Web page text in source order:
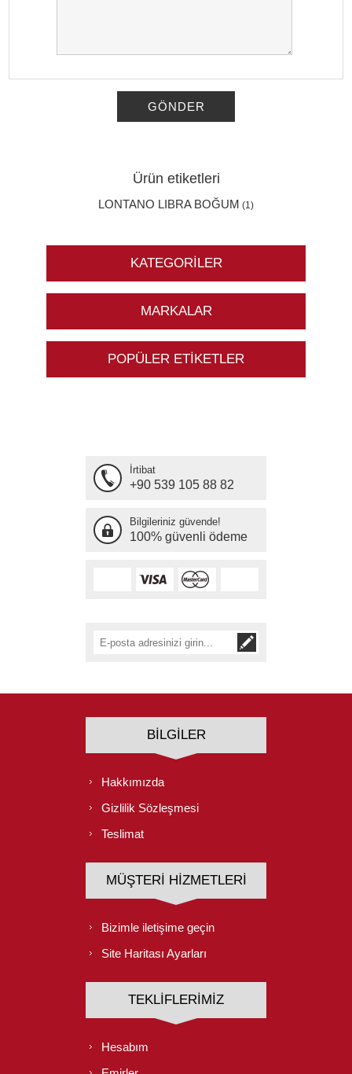
GÖNDER
Ürün etiketleri
LONTANO LIBRA BOĞUM (1)
KATEGORILER
MARKALAR
POPÜLER ETIKETLER
İrtibat
+90 539 105 88 82
Bilgileriniz güvende!
100% güvenli ödeme
BILGILER
Hakkımızda
Gizlilik Sözleşmesi
Teslimat
MÜŞTERI HIZMETLERI
Bizimle iletişime geçin
Site Haritası Ayarları
TEKLIFLERIMIZ
Hesabım